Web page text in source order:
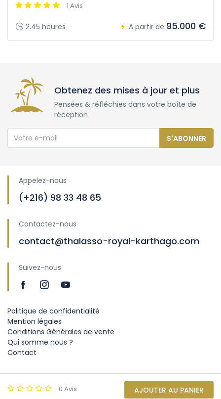
1 Avis
2.45 heures A partir de 95.000 €
0 Avis AJOUTER AU PANIER
Obtenez des mises à jour et plus
Pensées & réfléchies dans votre boîte de
réception
S'ABONNER
Appelez-nous
(+216) 98 33 48 65
Contactez-nous
contact@thalasso-royal-karthago.com
Suivez-nous
Politique de confidentialité
Mention légales
Conditions Générales de vente
Qui somme nous ?
Contact
Copyright © 2025 by